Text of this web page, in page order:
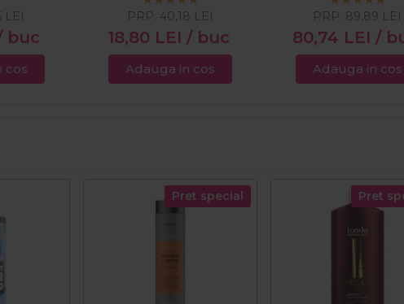
buc
LEI
cos
18,80 LEI / buc
PRP: 40,18 LEI
Adauga in cos
80,74 LEI /
PRP: 89,89 LEI
Adauga in cos
Pret special Pret